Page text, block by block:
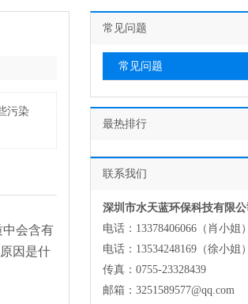
污染
中会含有
因是什
常见问题
常见问题
最热排行
联系我们
深圳市水天蓝环保科技有限公
电话：13378406066（肖小姐）
电话：13534248169（徐小姐）
传真：0755-23328439
邮箱：3251589577@qq.com